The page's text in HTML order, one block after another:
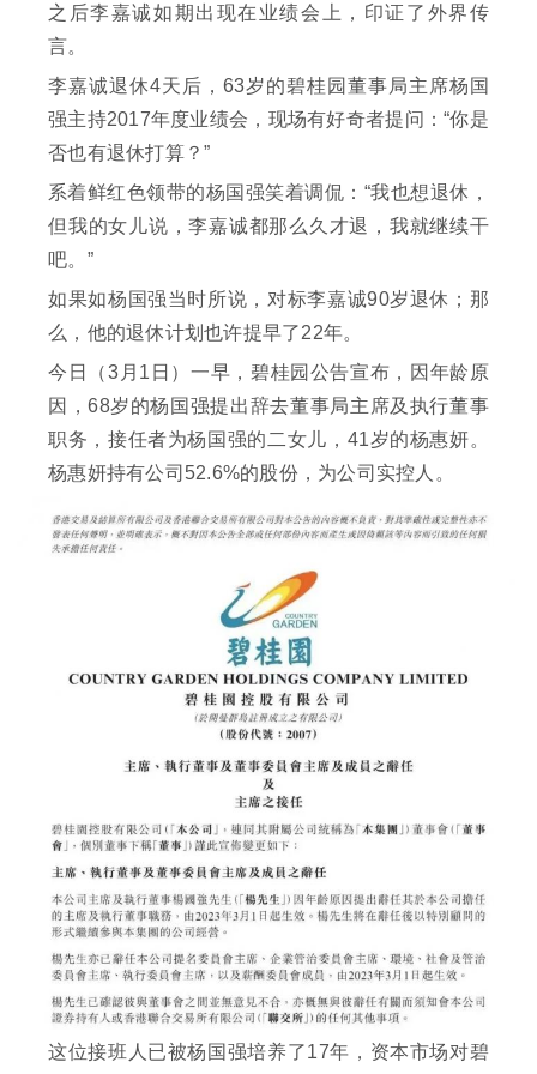
之后李嘉诚如期出现在业绩会上，印证了外界传
言。
李嘉诚退休4天后，63岁的碧桂园董事局主席杨国
强主持2017年度业绩会，现场有好奇者提问：“你是
否也有退休打算？”
系着鲜红色领带的杨国强笑着调侃：“我也想退休，
但我的女儿说，李嘉诚都那么久才退，我就继续干
吧。”
如果如杨国强当时所说，对标李嘉诚90岁退休；那
么，他的退休计划也许提早了22年。
今日（3月1日）一早，碧桂园公告宣布，因年龄原
因，68岁的杨国强提出辞去董事局主席及执行董事
职务，接任者为杨国强的二女儿，41岁的杨惠妍。
杨惠妍持有公司52.6%的股份，为公司实控人。
这位接班人已被杨国强培养了17年，资本市场对碧